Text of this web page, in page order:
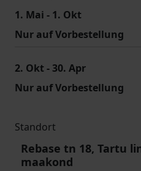
1. Mai - 1. Okt
Nur auf Vorbestellung
2. Okt - 30. Apr
Nur auf Vorbestellung
Standort
Rebase tn 18, Tartu
maakond